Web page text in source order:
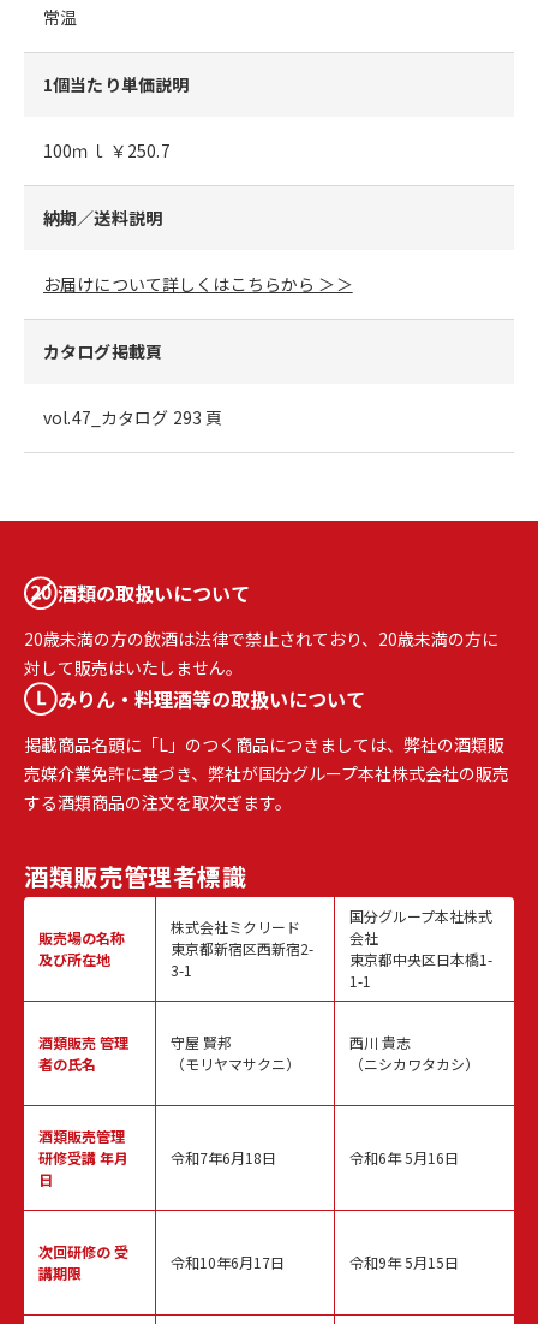
常温
1個当たり単価説明
100ｍｌ ￥250.7
納期／送料説明
お届けについて詳しくはこちらから ＞＞
カタログ掲載頁
vol.47_カタログ 293 頁
酒類の取扱いについて
20歳未満の方の飲酒は法律で禁止されており、20歳未満の方に
対して販売はいたしません。
みりん・料理酒等の取扱いについて
掲載商品名頭に「L」のつく商品につきましては、弊社の酒類販
売媒介業免許に基づき、弊社が国分グループ本社株式会社の販売
する酒類商品の注文を取次ぎます。
酒類販売管理者標識
販売場の名称
及び所在地
酒類販売管理
者の氏名
酒類販売管理
研修受講 年月
日
次回研修の受
講期限
株式会社ミクリード
東京都新宿区西新宿2-
3-1
守屋 賢邦
（モリヤマサクニ）
令和7年6月18日
令和10年6月17日
国分グループ本社株式
会社
東京都中央区日本橋1-
1-1
西川 貴志
（ニシカワタカシ）
令和6年 5月16日
令和9年 5月15日